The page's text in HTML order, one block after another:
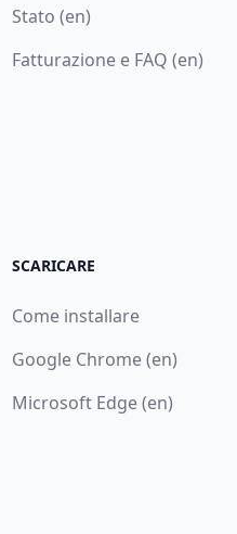
Stato (en)
Fatturazione e FAQ (en)
SCARICARE
Come installare
Google Chrome (en)
Microsoft Edge (en)